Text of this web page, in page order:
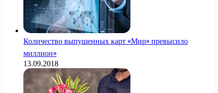
Количество выпущенных карт «Мир» превысило
миллион»
13.09.2018